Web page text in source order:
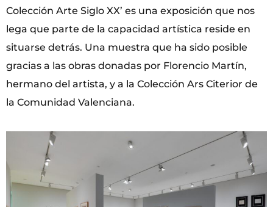
Colección Arte Siglo XX’ es una exposición que nos
lega que parte de la capacidad artística reside en
situarse detrás. Una muestra que ha sido posible
gracias a las obras donadas por Florencio Martín,
hermano del artista, y a la Colección Ars Citerior de
la Comunidad Valenciana.